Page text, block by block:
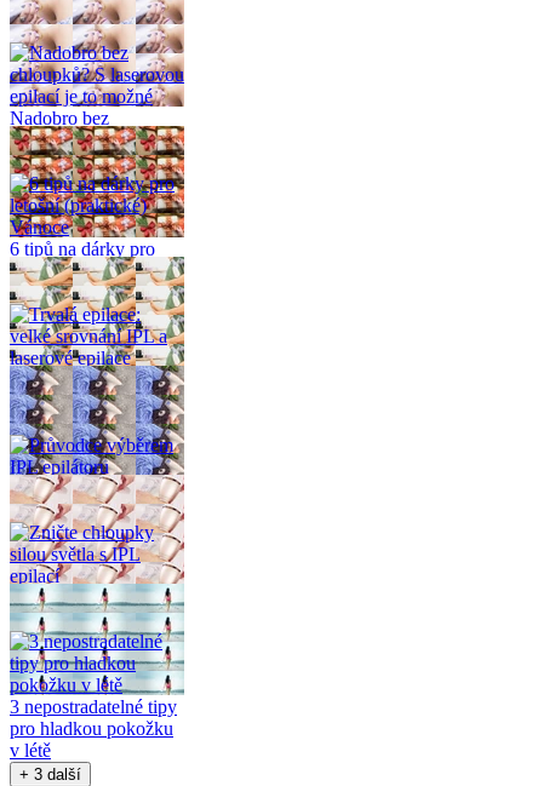
Související články(11)
Nadobro bez
chloupků? S laserovou
epilací je to možné
6 tipů na dárky pro
letošní (praktické)
Vánoce
Trvalá epilace: velké
srovnání IPL a
laserové epilace
Průvodce výběrem
IPL epilátoru
Zničte chloupky silou
světla s IPL epilací
3 nepostradatelné tipy
pro hladkou pokožku
v létě
+ 3 další